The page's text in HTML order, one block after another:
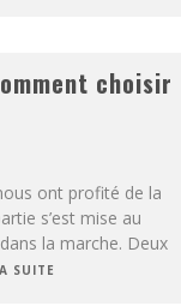
choisir
ont profité de la
s’est mise au
la marche. Deux
SUITE